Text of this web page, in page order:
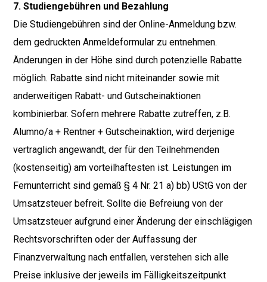
7. Studiengebühren und Bezahlung
Die Studiengebühren sind der Online-Anmeldung bzw.
dem gedruckten Anmeldeformular zu entnehmen.
Änderungen in der Höhe sind durch potenzielle Rabatte
möglich. Rabatte sind nicht miteinander sowie mit
anderweitigen Rabatt- und Gutscheinaktionen
kombinierbar. Sofern mehrere Rabatte zutreffen, z.B.
Alumno/a + Rentner + Gutscheinaktion, wird derjenige
vertraglich angewandt, der für den Teilnehmenden
(kostenseitig) am vorteilhaftesten ist. Leistungen im
Fernunterricht sind gemäß § 4 Nr. 21 a) bb) UStG von der
Umsatzsteuer befreit. Sollte die Befreiung von der
Umsatzsteuer aufgrund einer Änderung der einschlägigen
Rechtsvorschriften oder der Auffassung der
Finanzverwaltung nach entfallen, verstehen sich alle
Preise inklusive der jeweils im Fälligkeitszeitpunkt